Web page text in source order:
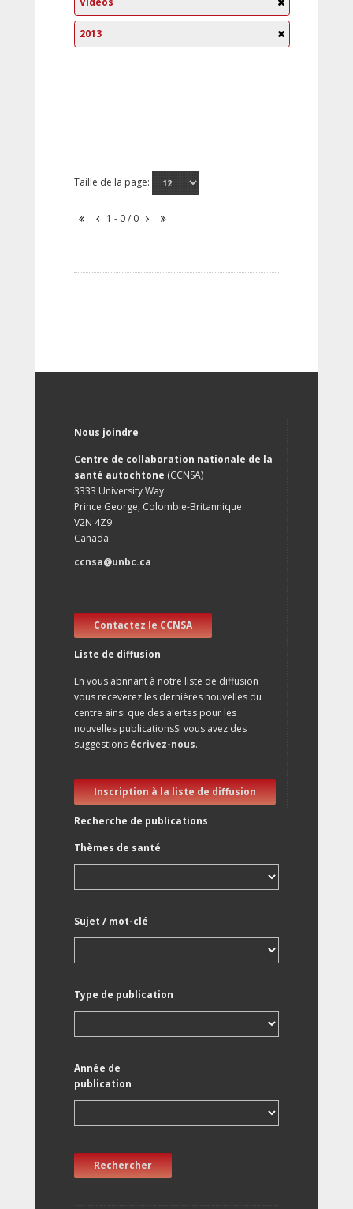
2013
Taille de la page:
1 - 0 / 0
Nous joindre
Centre de collaboration nationale de la
santé autochtone (CCNSA)
3333 University Way
Prince George, Colombie-Britannique
V2N 4Z9
Canada
ccnsa@unbc.ca
Contactez le CCNSA
Liste de diffusion
En vous abnnant à notre liste de diffusion
vous receverez les dernières nouvelles du
centre ainsi que des alertes pour les
nouvelles publicationsSi vous avez des
suggestions écrivez-nous.
Inscription à la liste de diffusion
Recherche de publications
Thèmes de santé
Sujet / mot-clé
Type de publication
Année de
publication
Rechercher